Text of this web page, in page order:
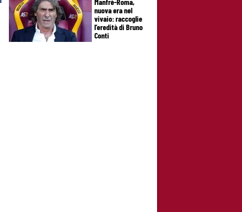
nuova era nel
vivaio: raccoglie
l’eredità di Bruno
Conti